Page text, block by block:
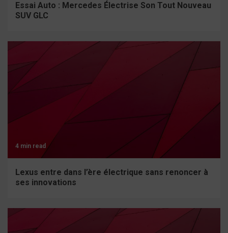
Essai Auto : Mercedes Électrise Son Tout Nouveau
SUV GLC
4 min read
Lexus entre dans l’ère électrique sans renoncer à
ses innovations